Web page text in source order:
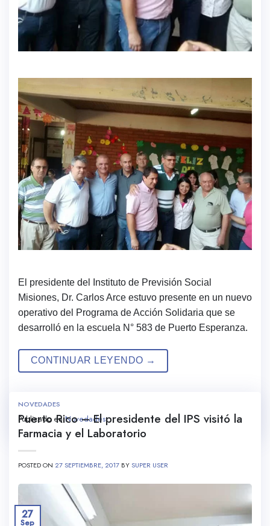
El presidente del Instituto de Previsión Social
Misiones, Dr. Carlos Arce estuvo presente en un nuevo
operativo del Programa de Acción Solidaria que se
desarrolló en la escuela N° 583 de Puerto Esperanza.
CONTINUAR LEYENDO →
Publicado enNovedades
NOVEDADES
Puerto Rico – El presidente del IPS visitó la
Farmacia y el Laboratorio
POSTED ON 27 SEPTIEMBRE, 2017 BYSUPER USER
27
Sep